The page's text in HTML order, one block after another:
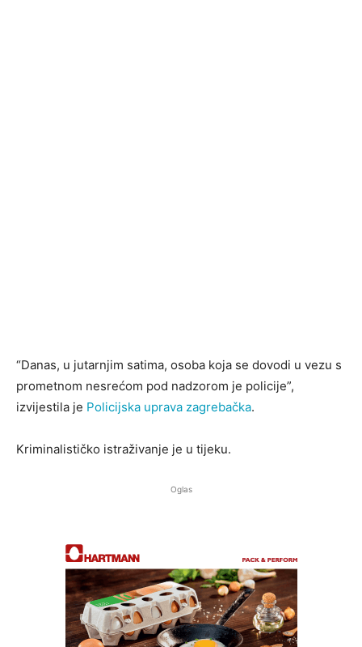
“Danas, u jutarnjim satima, osoba koja se dovodi u vezu s
prometnom nesrećom pod nadzorom je policije”,
izvijestila je Policijska uprava zagrebačka.
Kriminalističko istraživanje je u tijeku.
Oglas